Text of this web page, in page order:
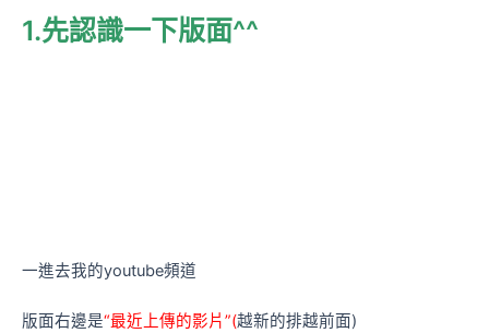
1.先認識一下版面^^
一進去我的youtube頻道
版面右邊是“最近上傳的影片”(越新的排越前面)